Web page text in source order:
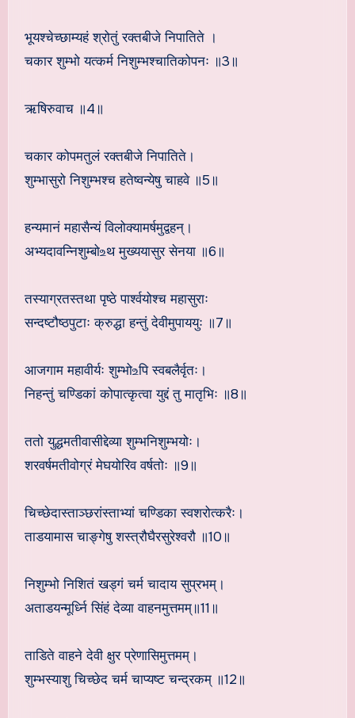
भूयश्चेच्छाम्यहं श्रोतुं रक्तबीजे निपातिते ।
चकार शुम्भो यत्कर्म निशुम्भश्चातिकोपनः ॥3॥
ऋषिरुवाच ॥4॥
चकार कोपमतुलं रक्तबीजे निपातिते।
शुम्भासुरो निशुम्भश्च हतेष्वन्येषु चाहवे ॥5॥
हन्यमानं महासैन्यं विलोक्यामर्षमुद्वहन्।
अभ्यदावन्निशुम्बो‌உथ मुख्ययासुर सेनया ॥6॥
तस्याग्रतस्तथा पृष्ठे पार्श्वयोश्च महासुराः
सन्दष्टौष्ठपुटाः क्रुद्धा हन्तुं देवीमुपाययुः ॥7॥
आजगाम महावीर्यः शुम्भो‌உपि स्वबलैर्वृतः।
निहन्तुं चण्डिकां कोपात्कृत्वा युद्दं तु मातृभिः ॥8॥
ततो युद्धमतीवासीद्देव्या शुम्भनिशुम्भयोः।
शरवर्षमतीवोग्रं मेघयोरिव वर्षतोः ॥9॥
चिच्छेदास्ताञ्छरांस्ताभ्यां चण्डिका स्वशरोत्करैः।
ताडयामास चाङ्गेषु शस्त्रौघैरसुरेश्वरौ ॥10॥
निशुम्भो निशितं खड्गं चर्म चादाय सुप्रभम्।
अताडयन्मूर्ध्नि सिंहं देव्या वाहनमुत्तमम्॥11॥
ताडिते वाहने देवी क्षुर प्रेणासिमुत्तमम्।
शुम्भस्याशु चिच्छेद चर्म चाप्यष्ट चन्द्रकम् ॥12॥